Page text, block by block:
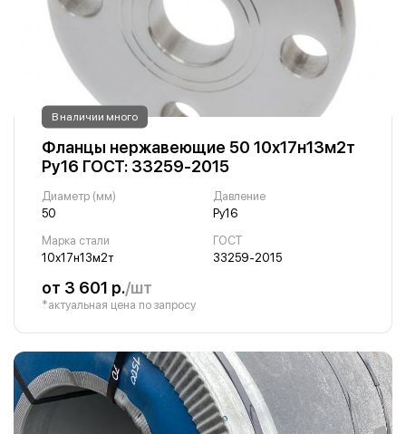
В наличии много
Фланцы нержавеющие 50 10х17н13м2т
Ру16 ГОСТ: 33259-2015
Диаметр (мм)
50
Давление
Ру16
Марка стали
10х17н13м2т
ГОСТ
33259-2015
от 3 601 р./шт
*актуальная цена по запросу